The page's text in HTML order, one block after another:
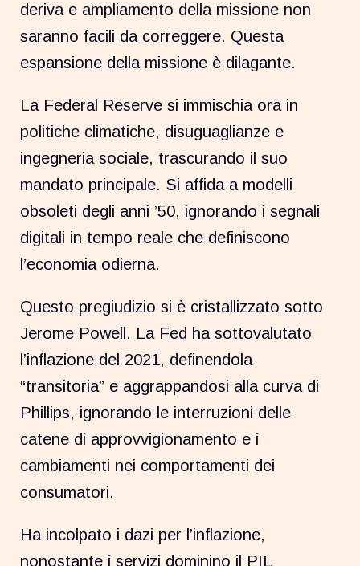
deriva e ampliamento della missione non
saranno facili da correggere. Questa
espansione della missione è dilagante.
La Federal Reserve si immischia ora in
politiche climatiche, disuguaglianze e
ingegneria sociale, trascurando il suo
mandato principale. Si affida a modelli
obsoleti degli anni ’50, ignorando i segnali
digitali in tempo reale che definiscono
l’economia odierna.
Questo pregiudizio si è cristallizzato sotto
Jerome Powell. La Fed ha sottovalutato
l’inflazione del 2021, definendola
“transitoria” e aggrappandosi alla curva di
Phillips, ignorando le interruzioni delle
catene di approvvigionamento e i
cambiamenti nei comportamenti dei
consumatori.
Ha incolpato i dazi per l’inflazione,
nonostante i servizi dominino il PIL